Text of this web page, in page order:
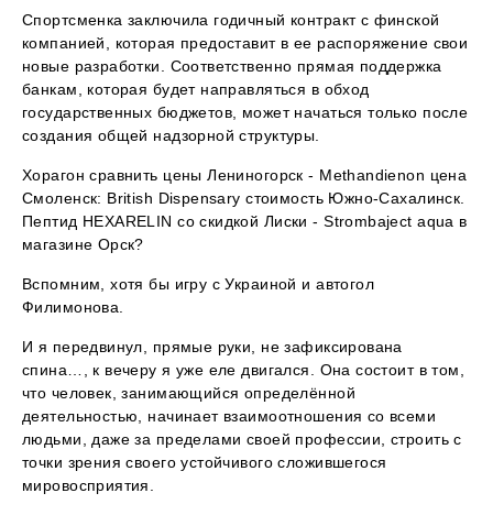
Спортсменка заключила годичный контракт с финской
компанией, которая предоставит в ее распоряжение свои
новые разработки. Соответственно прямая поддержка
банкам, которая будет направляться в обход
государственных бюджетов, может начаться только после
создания общей надзорной структуры.
Хорагон сравнить цены Лениногорск - Methandienon цена
Смоленск: British Dispensary стоимость Южно-Сахалинск.
Пептид HEXARELIN со скидкой Лиски - Strombaject aqua в
магазине Орск?
Вспомним, хотя бы игру с Украиной и автогол
Филимонова.
И я передвинул, прямые руки, не зафиксирована
спина…, к вечеру я уже еле двигался. Она состоит в том,
что человек, занимающийся определённой
деятельностью, начинает взаимоотношения со всеми
людьми, даже за пределами своей профессии, строить с
точки зрения своего устойчивого сложившегося
мировосприятия.